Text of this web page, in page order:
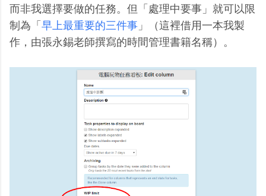
而非我選擇要做的任務。但「處理中要事」就可以限
制為「 早上最重要的三件事 」（這裡借用一本我製
作，由張永錫老師撰寫的時間管理書籍名稱）。